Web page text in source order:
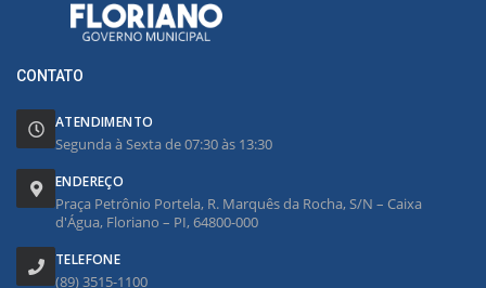
CONTATO
ATENDIMENTO
Segunda à Sexta de 07:30 às 13:30
ENDEREÇO
Praça Petrônio Portela, R. Marquês da Rocha, S/N – Caixa
d'Água, Floriano – PI, 64800-000
TELEFONE
(89) 3515-1100